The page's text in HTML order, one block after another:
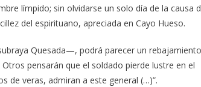
límpido; sin olvidarse un solo día de la causa
del espirituano, apreciada en Cayo Hueso.
Quesada—, podrá parecer un rebajamiento
pensarán que el soldado pierde lustre en el
de veras, admiran a este general (…)”.